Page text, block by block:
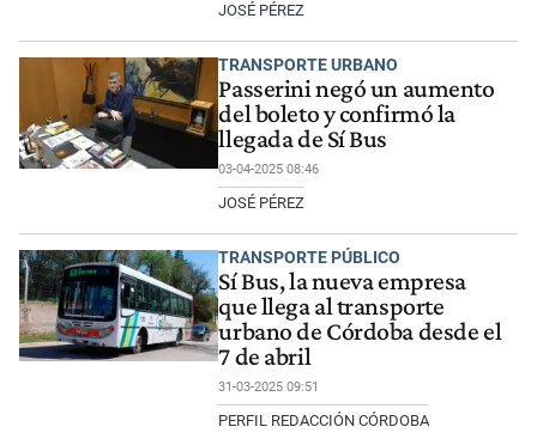
JOSÉ PÉREZ
TRANSPORTE URBANO
Passerini negó un aumento
del boleto y confirmó la
llegada de Sí Bus
03-04-2025 08:46
JOSÉ PÉREZ
TRANSPORTE PÚBLICO
Sí Bus, la nueva empresa
que llega al transporte
urbano de Córdoba desde el
7 de abril
31-03-2025 09:51
PERFIL REDACCIÓN CÓRDOBA